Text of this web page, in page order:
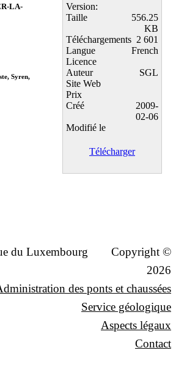
LA-
Syren,
Version:
Taille
556.25
KB
Téléchargements 2 601
Langue
French
Licence
Auteur
SGL
Site Web
Prix
Créé
2009-
02-06
Modifié le
Télécharger
Copyright ©
2026
des ponts et chaussées
Service géologique
Aspects légaux
Contact